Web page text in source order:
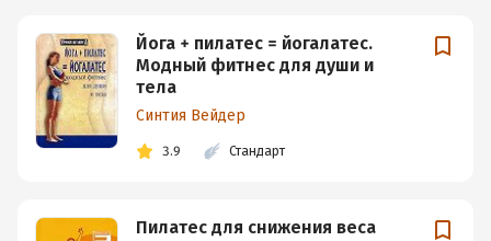
Йога + пилатес = йогалатес.
Модный фитнес для души и
тела
Синтия Вейдер
3.9 Стандарт
Пилатес для снижения веса